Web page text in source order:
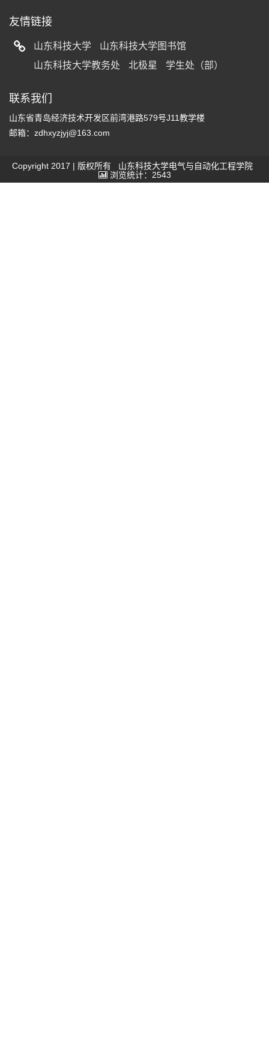
友情链接
山东科技大学
山东科技大学图书馆
山东科技大学教务处
北极星 学生处（部）
联系我们
山东省青岛经济技术开发区前湾港路579号J11教学楼
邮箱：zdhxyzjyj@163.com
Copyright 2017 | 版权所有 山东科技大学电气与自动化工程学院
浏览统计：2543